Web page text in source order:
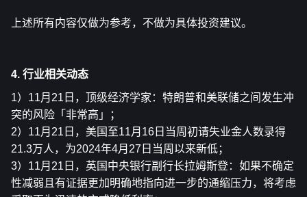
上述所有内容仅做为参考，不做为具体投资建议。
4. 行业相关动态
1）11月21日，顶级经济学家：特朗普和美联储之间发生冲
突的风险「非常高」；
2）11月21日，美国至11月16日当周初请失业金人数录得
21.3万人，为2024年4月27日当周以来新低；
3）11月21日，英国中央银行副行长拉姆斯登：如果不确定
性减弱且有证据更加明确地指向进一步的通缩压力，将考虑